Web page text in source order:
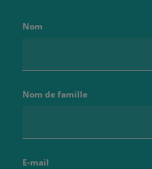
Nom
Nom de famille
E-mail